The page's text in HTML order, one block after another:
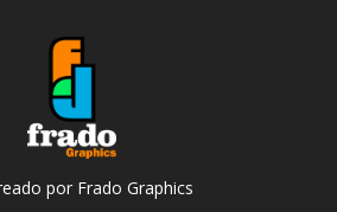
por Frado Graphics